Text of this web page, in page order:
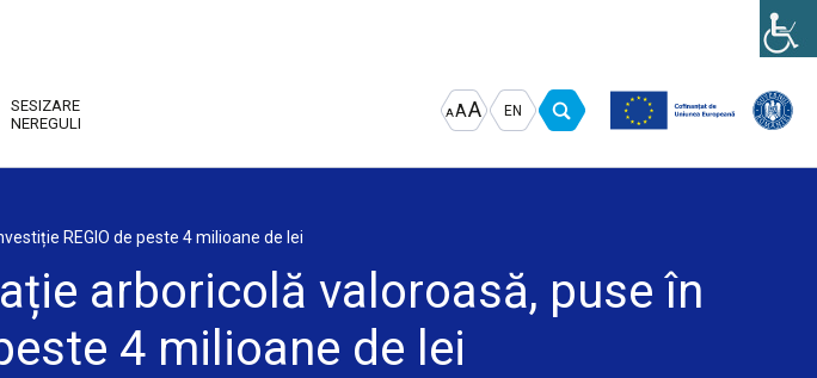
SESIZARE
NEREGULI
A
Decrease
font
A Reset
font
AIncrease
font
EN
REGIO de peste 4 milioane de lei
arboricolă valoroasă, puse în
4 milioane de lei